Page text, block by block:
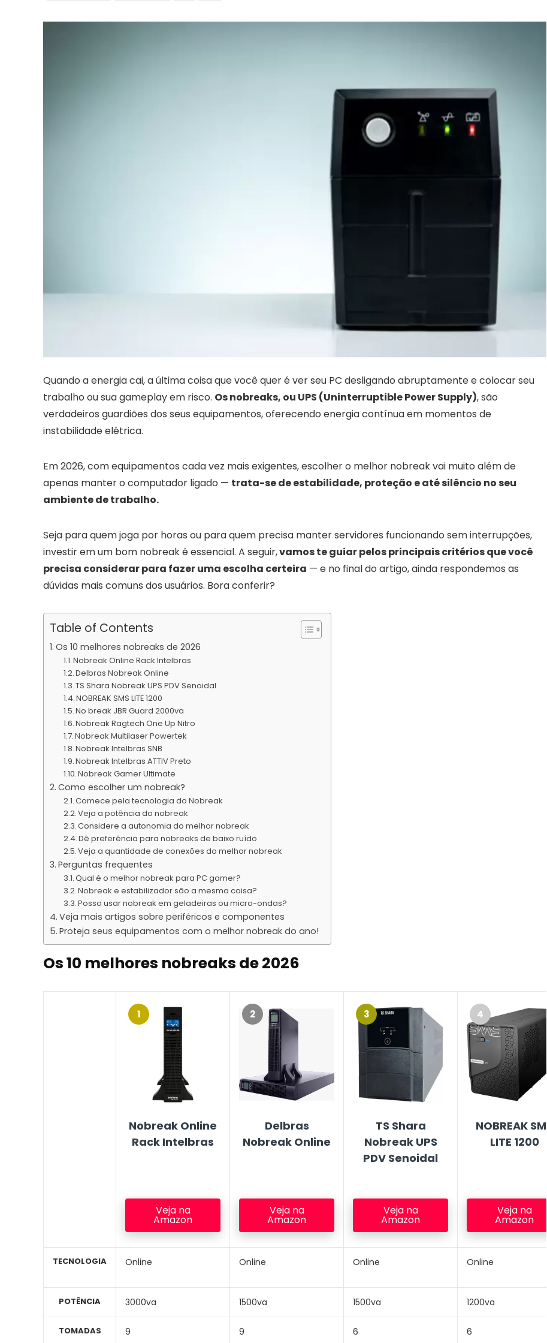
Quando a energia cai, a última coisa que você quer é ver seu PC desligando abruptamente e colocar seu
trabalho ou sua gameplay em risco. Os nobreaks, ou UPS (Uninterruptible Power Supply), são
verdadeiros guardiões dos seus equipamentos, oferecendo energia contínua em momentos de
instabilidade elétrica.
Em 2026, com equipamentos cada vez mais exigentes, escolher o melhor nobreak vai muito além de
apenas manter o computador ligado — trata-se de estabilidade, proteção e até silêncio no seu
ambiente de trabalho.
Seja para quem joga por horas ou para quem precisa manter servidores funcionando sem interrupções,
investir em um bom nobreak é essencial. A seguir,vamos te guiar pelos principais critérios que você
precisa considerar para fazer uma escolha certeira — e no final do artigo, ainda respondemos as
dúvidas mais comuns dos usuários. Bora conferir?
Table of Contents
Os 10 melhores nobreaks de 2026
Nobreak Online Rack Intelbras
Delbras Nobreak Online
TS Shara Nobreak UPS PDV Senoidal
NOBREAK SMS LITE 1200
No break JBR Guard 2000va
Nobreak Ragtech One Up Nitro
Nobreak Multilaser Powertek
Nobreak Intelbras SNB
Nobreak Intelbras ATTIV Preto
Nobreak Gamer Ultimate
Como escolher um nobreak?
Comece pela tecnologia do Nobreak
Veja a potência do nobreak
Considere a autonomia do melhor nobreak
Dê preferência para nobreaks de baixo ruído
Veja a quantidade de conexões do melhor nobreak
Perguntas frequentes
Qual é o melhor nobreak para PC gamer?
Nobreak e estabilizador são a mesma coisa?
Posso usar nobreak em geladeiras ou micro-ondas?
Veja mais artigos sobre periféricos e componentes
Proteja seus equipamentos com o melhor nobreak do ano!
Os 10 melhores nobreaks de 2026
TECNOLOGIA
POTÊNCIA
TOMADAS
1
Nobreak Online
Rack Intelbras
Veja na
Amazon
Online
3000va
9
2
Delbras
Nobreak Online
Veja na
Amazon
Online
1500va
9
3
TS Shara
Nobreak UPS
PDV Senoidal
Veja na
Amazon
Online
1500va
6
4
NOBREAK SMS
LITE 1200
Veja na
Amazon
Online
1200va
6